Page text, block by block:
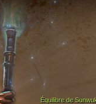
Équilibre de